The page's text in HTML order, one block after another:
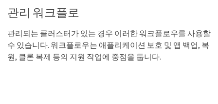
관리 워크플로
관리되는 클러스터가 있는 경우 이러한 워크플로우를 사용할
수 있습니다. 워크플로우는 애플리케이션 보호 및 앱 백업, 복
원, 클론 복제 등의 지원 작업에 중점을 둡니다.